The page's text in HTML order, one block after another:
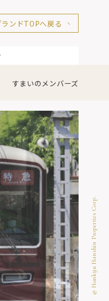
ランドTOPへ戻る
すまいのメンバーズ
© Hankyu Hanshin Properties Corp.